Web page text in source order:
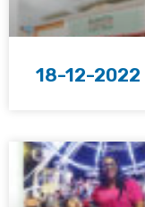
18-12-2022